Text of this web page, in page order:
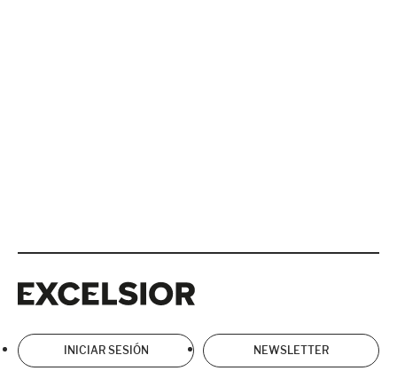
INICIAR SESIÓN NEWSLETTER